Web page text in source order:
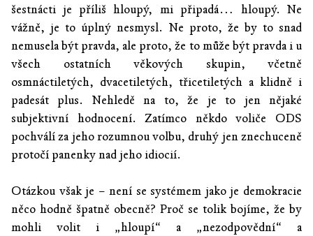
šestnácti je příliš hloupý, mi připadá… hloupý. Ne
vážně, je to úplný nesmysl. Ne proto, že by to snad
nemusela být pravda, ale proto, že to může být pravda i u
všech ostatních věkových skupin, včetně
osmnáctiletých, dvacetiletých, třicetiletých a klidně i
padesát plus. Nehledě na to, že je to jen nějaké
subjektivní hodnocení. Zatímco někdo voliče ODS
pochválí za jeho rozumnou volbu, druhý jen znechuceně
protočí panenky nad jeho idiocií.
Otázkou však je – není se systémem jako je demokracie
něco hodně špatně obecně? Proč se tolik bojíme, že by
mohli volit i „hloupí“ a „nezodpovědní“ a